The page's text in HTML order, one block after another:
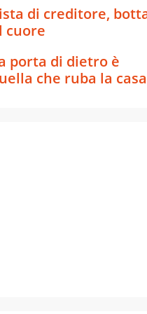
di creditore,
cuore
porta di dietro è
che ruba la casa